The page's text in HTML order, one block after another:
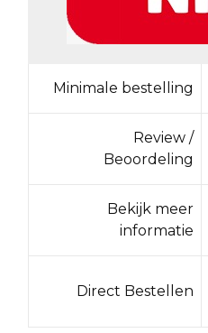
Minimale bestelling
Review /
Beoordeling
Bekijk meer
informatie
Direct Bestellen